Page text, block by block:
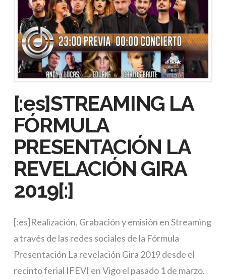
[:es]STREAMING LA
FÓRMULA
PRESENTACIÓN LA
REVELACIÓN GIRA
2019[:]
[:es]Realización, Grabación y emisión en Streaming
a través de las redes sociales de la Fórmula
Presentación La revelación Gira 2019 desde el
recinto ferial IFEVI en Vigo el pasado 1 de marzo.